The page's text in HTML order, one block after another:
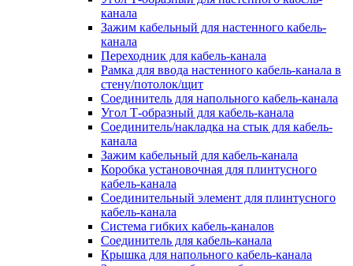
канала
Зажим кабельный для настенного кабель-
канала
Переходник для кабель-канала
Рамка для ввода настенного кабель-канала в
стену/потолок/щит
Соединитель для напольного кабель-канала
Угол Т-образный для кабель-канала
Соединитель/накладка на стык для кабель-
канала
Зажим кабельный для кабель-канала
Коробка установочная для плинтусного
кабель-канала
Соединительный элемент для плинтусного
кабель-канала
Система гибких кабель-каналов
Соединитель для кабель-канала
Крышка для напольного кабель-канала